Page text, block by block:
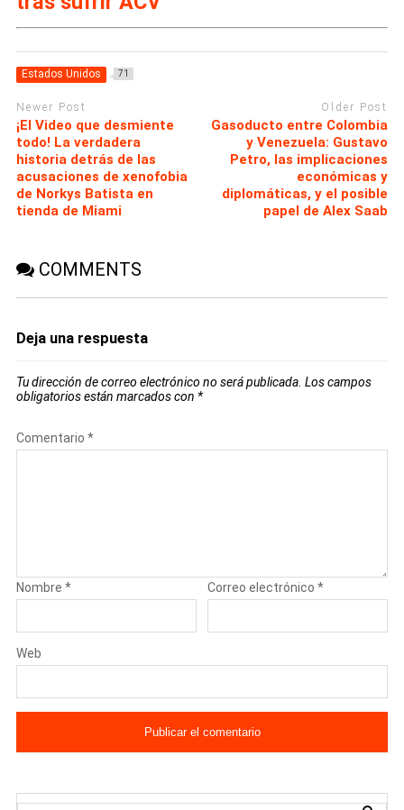
Estados Unidos 71
Newer Post
¡El Video que desmiente
todo! La verdadera
historia detrás de las
acusaciones de xenofobia
de Norkys Batista en
tienda de Miami
Older Post
Gasoducto entre Colombia
y Venezuela: Gustavo
Petro, las implicaciones
económicas y
diplomáticas, y el posible
papel de Alex Saab
COMMENTS
Deja una respuesta
Tu dirección de correo electrónico no será publicada. Los campos
obligatorios están marcados con *
Comentario *
Nombre * Correo electrónico*
Web